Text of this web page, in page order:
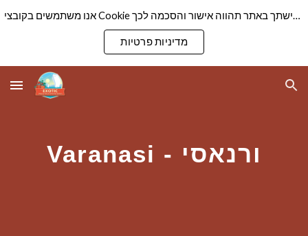
Skip to main content Skip to navigation
אנו משתמשים בקובצי Cookie כדי להבטיח שנספק לך את חוויית הגלישה הטובה ביותר באתר שלנו. המשך גלישתך באתר תהווה אישור והסכמה לכך
מדיניות פרטיות
ורנאסי - Varanasi